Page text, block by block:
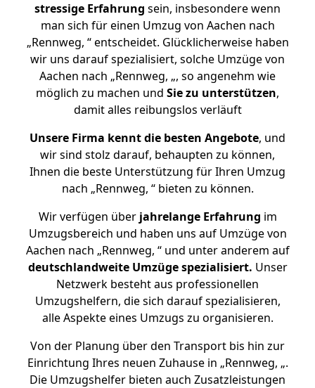
stressige Erfahrung sein, insbesondere wenn
man sich für einen Umzug von Aachen nach
„Rennweg, “ entscheidet. Glücklicherweise haben
wir uns darauf spezialisiert, solche Umzüge von
Aachen nach „Rennweg, „, so angenehm wie
möglich zu machen und Sie zu unterstützen,
damit alles reibungslos verläuft
Unsere Firma kennt die besten Angebote, und
wir sind stolz darauf, behaupten zu können,
Ihnen die beste Unterstützung für Ihren Umzug
nach „Rennweg, “ bieten zu können.
Wir verfügen überjahrelange Erfahrung im
Umzugsbereich und haben uns auf Umzüge von
Aachen nach „Rennweg, “ und unter anderem auf
deutschlandweite Umzüge spezialisiert. Unser
Netzwerk besteht aus professionellen
Umzugshelfern, die sich darauf spezialisieren,
alle Aspekte eines Umzugs zu organisieren.
Von der Planung über den Transport bis hin zur
Einrichtung Ihres neuen Zuhause in „Rennweg, „.
Die Umzugshelfer bieten auch Zusatzleistungen